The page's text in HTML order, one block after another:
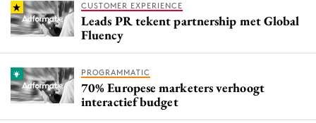
CUSTOMER EXPERIENCE
Leads PR tekent partnership met Global
Fluency
PROGRAMMATIC
70% Europese marketers verhoogt
interactief budget